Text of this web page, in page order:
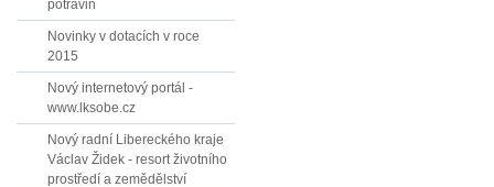
potravin
Novinky v dotacích v roce
2015
Nový internetový portál -
www.lksobe.cz
Nový radní Libereckého kraje
Václav Židek - resort životního
prostředí a zemědělství